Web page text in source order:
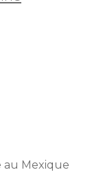
au Mexique